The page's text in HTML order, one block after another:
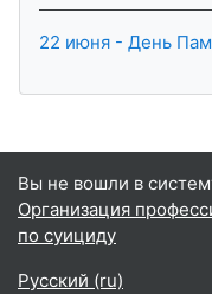
22 июня - День
Вы не вошли в
Организация
по суициду
Русский ‎(ru)‎